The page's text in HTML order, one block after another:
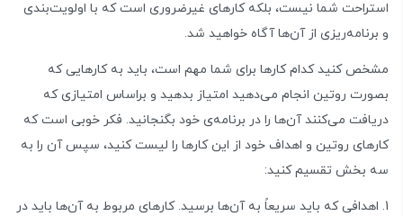
استراحت شما نیست، بلکه کارهای غیرضروری است که با اولویت‌بندی
و برنامه‌ریزی از آن‌ها آگاه خواهید شد.
مشخص کنید کدام کارها برای شما مهم است، باید به کارهایی که
بصورت روتین انجام می‌دهید امتیاز بدهید و براساس امتیازی که
دریافت می‌کنند آن‌ها را در برنامه‌ی خود بگنجانید. فکر خوبی است که
کارهای روتین و اهداف خود از این کارها را لیست کنید، سپس آن را به
سه بخش تقسیم کنید:
اهدافی که باید سریعاً به آن‌ها برسید. کارهای مربوط به آن‌ها باید در